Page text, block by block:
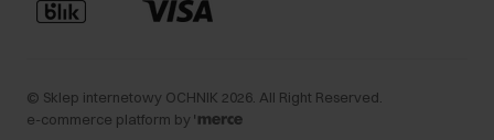
© Sklep internetowy OCHNIK 2026 . All Right Reserved.
e-commerce platform by